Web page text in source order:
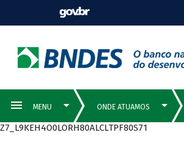
Z7_L9KEH4O0LORH80ALCLTPF80S71